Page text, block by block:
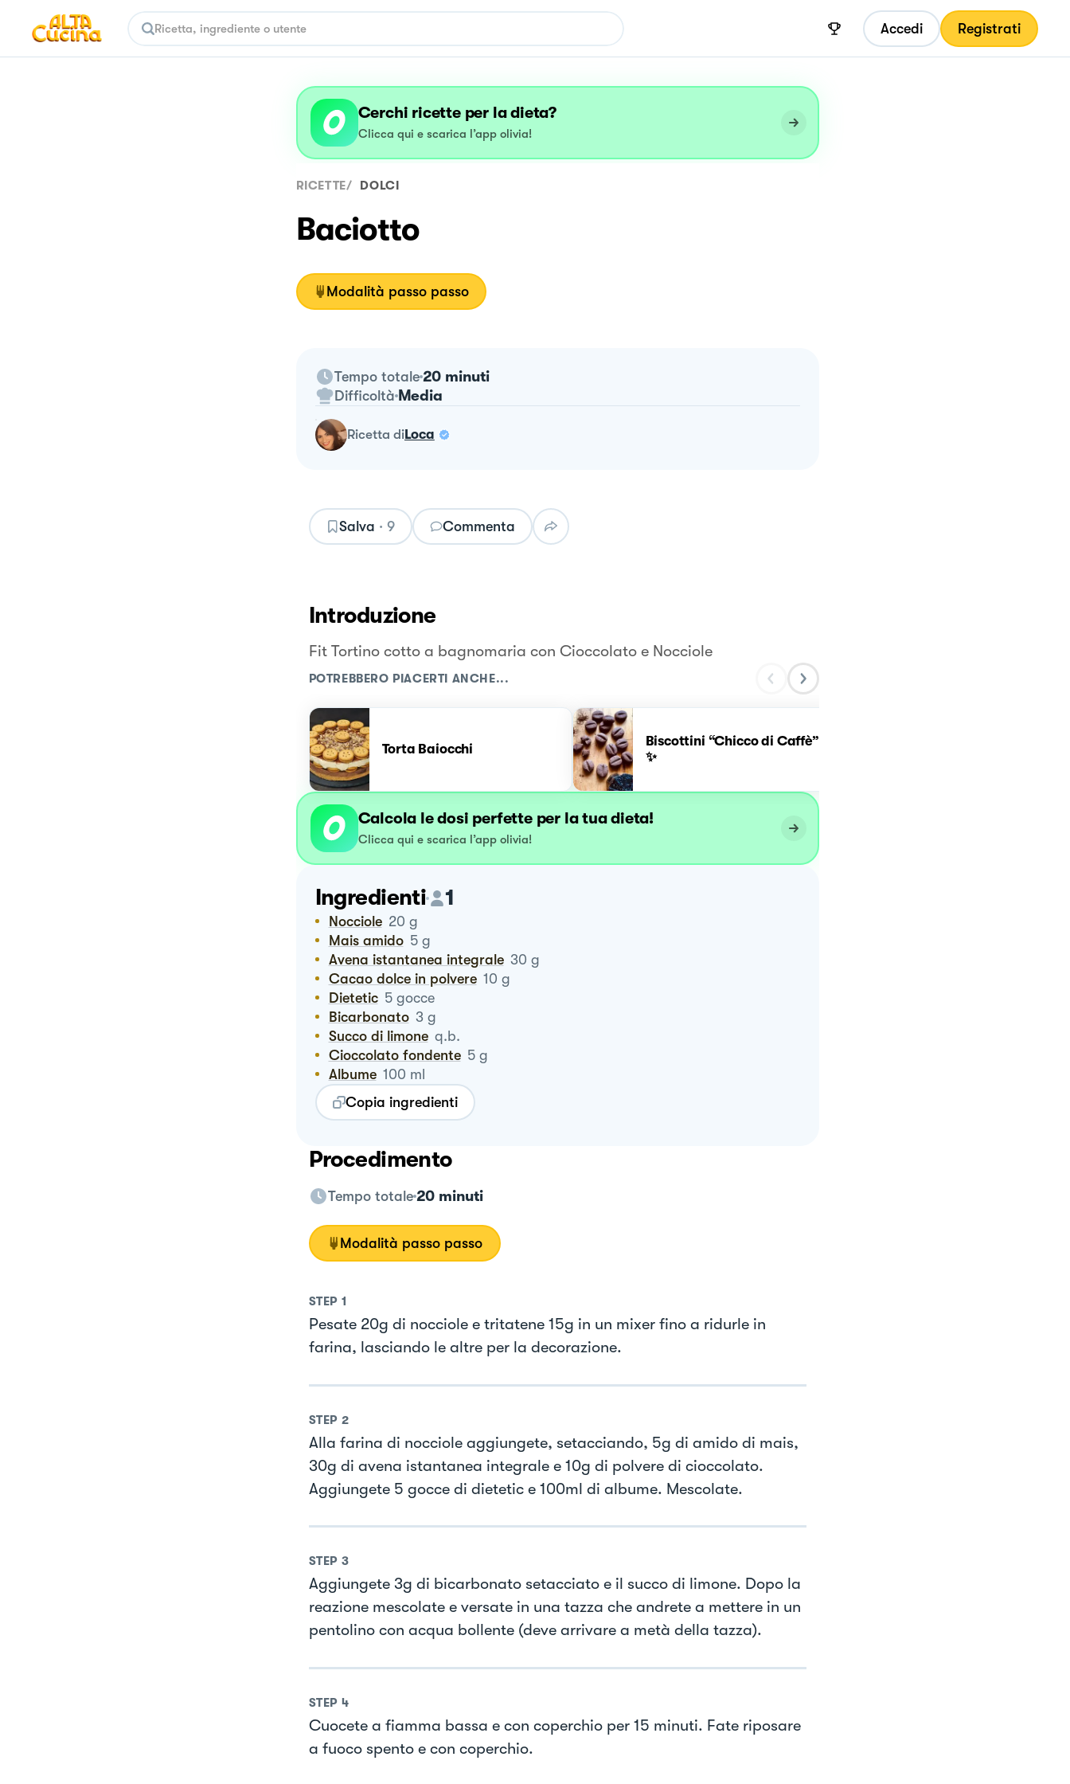
Accedi Registrati
Cerchi ricette per la dieta?
Clicca qui e scarica l’app olivia!
RICETTE/ DOLCI
Baciotto
Modalità passo passo
Tempo totale 20 minuti
Difficoltà Media
ricetta diLoca
Salva · 9 Commenta
Introduzione
Fit Tortino cotto a bagnomaria con Cioccolato e Nocciole
POTREBBERO PIACERTI ANCHE...
Torta Baiocchi
Biscottini “Chicco di Caffè”
✨
Calcola le dosi perfette per la tua dieta!
Clicca qui e scarica l’app olivia!
Ingredienti 1
Nocciole 20 g
Mais amido 5 g
Avena istantanea integrale 30 g
Cacao dolce in polvere 10 g
Dietetic 5 gocce
Bicarbonato 3 g
Succo di limone q.b.
Cioccolato fondente 5 g
Albume 100 ml
Copia ingredienti
Procedimento
Tempo totale 20 minuti
Modalità passo passo
STEP 1
Pesate 20g di nocciole e tritatene 15g in un mixer fino a ridurle in
farina, lasciando le altre per la decorazione.
STEP 2
Alla farina di nocciole aggiungete, setacciando, 5g di amido di mais,
30g di avena istantanea integrale e 10g di polvere di cioccolato.
Aggiungete 5 gocce di dietetic e 100ml di albume. Mescolate.
STEP 3
Aggiungete 3g di bicarbonato setacciato e il succo di limone. Dopo la
reazione mescolate e versate in una tazza che andrete a mettere in un
pentolino con acqua bollente (deve arrivare a metà della tazza).
STEP 4
Cuocete a fiamma bassa e con coperchio per 15 minuti. Fate riposare
a fuoco spento e con coperchio.